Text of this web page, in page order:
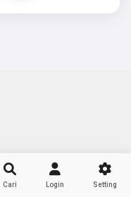
Cari Login Setting